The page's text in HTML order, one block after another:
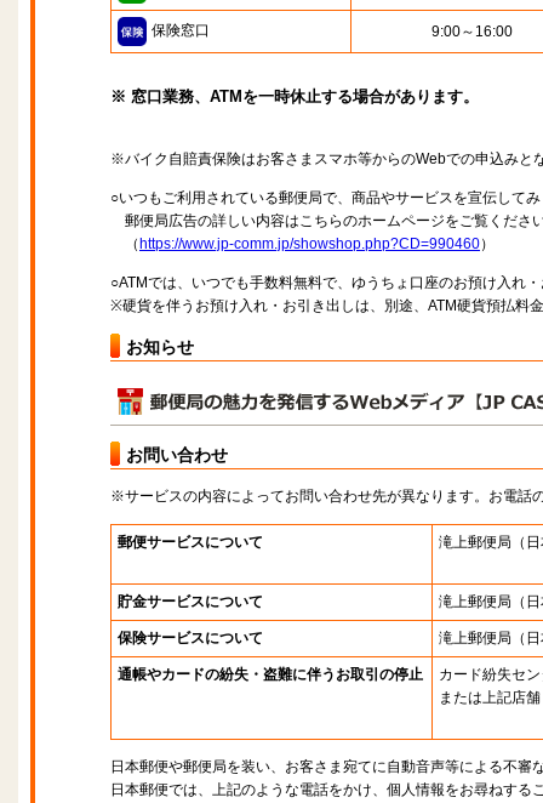
保険窓口 9:00～16:00
※ 窓口業務、ATMを一時休止する場合があります。
※バイク自賠責保険はお客さまスマホ等からのWebでの申込みと
○いつもご利用されている郵便局で、商品やサービスを宣伝して
郵便局広告の詳しい内容はこちらのホームページをご覧くださ
（ https://www.jp-comm.jp/showshop.php?CD=990460）
○ATMでは、いつでも手数料無料で、ゆうちょ口座のお預け入れ
※硬貨を伴うお預け入れ・お引き出しは、別途、ATM硬貨預払料
お知らせ
お問い合わせ
※サービスの内容によってお問い合わせ先が異なります。お電話
郵便サービスについて 滝上郵便局 （
貯金サービスについて 滝上郵便局 （
保険サービスについて 滝上郵便局 （
通帳やカードの紛失・盗難に伴うお取引の停止
カード紛失セ
または上記店舗
日本郵便や郵便局を装い、お客さま宛てに自動音声等による不審
日本郵便では、上記のような電話をかけ、個人情報をお尋ねする